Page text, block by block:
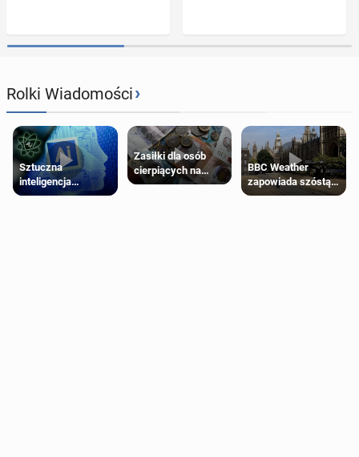
Rolki Wiadomości›
Sztuczna
inteligencja
próbowała oszukać
Zasiłki dla osób
cierpiących na
schorzenia
BBC Weather
zapowiada szóstą
falę upałów w